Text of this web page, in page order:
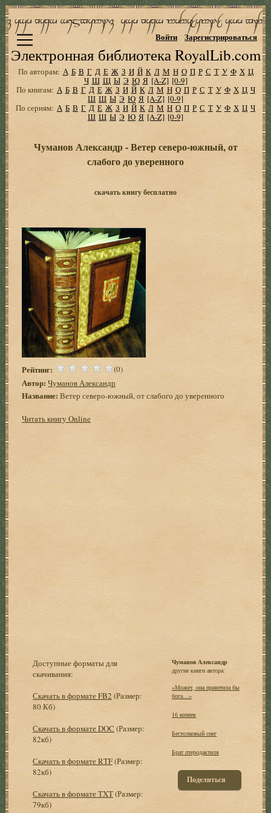
Электронная библиотека RoyalLib.com
Войти Зарегистрироваться
По авторам: А Б В Г Д Е Ж З И Й К Л М Н О П Р С Т У Ф Х Ц
Ч Ш Щ Ы Э Ю Я [A-Z] [0-9]
По книгам: А Б В Г Д Е Ж З И Й К Л М Н О П Р С Т У Ф Х Ц Ч
Ш Щ Ы Э Ю Я [A-Z] [0-9]
По сериям: А Б В Г Д Е Ж З И Й К Л М Н О П Р С Т У Ф Х Ц Ч
Ш Щ Ы Э Ю Я [A-Z] [0-9]
Чуманов Александр - Ветер северо-южный, от
слабого до уверенного
скачать книгу бесплатно
Рейтинг: (0)
Автор: Чуманов Александр
Название: Ветер северо-южный, от слабого до уверенного
Читать книгу Online
Доступные форматы для
скачивания:
Скачать в формате FB2 (Размер:
80 Кб)
Скачать в формате DOC (Размер:
82кб)
Скачать в формате RTF(Размер:
82кб)
Скачать в формате TXT(Размер:
79кб)
Чуманов Александр
другие книги автора:
«Может, она приютила бы
бога…»
16 копеек
Бестолковый снег
Брат птеродактиля
Поделиться